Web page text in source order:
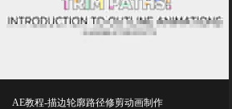
AE教程-描边轮廓路径修剪动画制作